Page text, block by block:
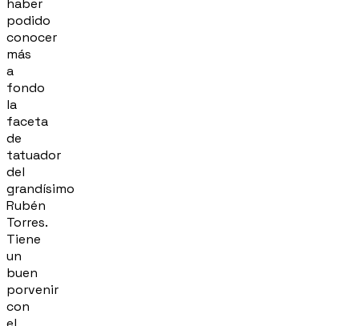
haber
podido
conocer
más
a
fondo
la
faceta
de
tatuador
del
grandísimo
Rubén
Torres.
Tiene
un
buen
porvenir
con